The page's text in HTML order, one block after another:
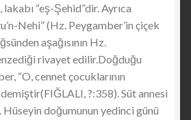
“eş-Şehid”dir. Ayrıca
Nehi” (Hz. Peygamber’in çiçek
aşağısının Hz.
rivayet edilir.Doğduğu
“O, cennet çocuklarının
?:358). Süt annesi
Hüseyin doğumunun yedinci günü